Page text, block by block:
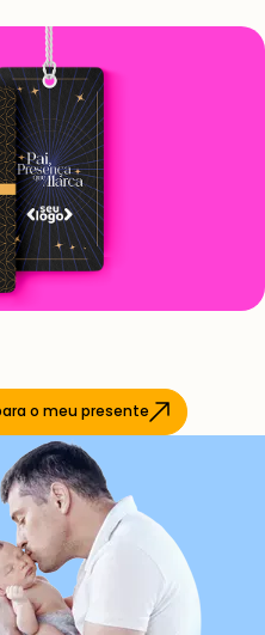
o meu presente